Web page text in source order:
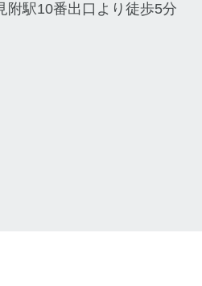
駅10番出口より徒歩5分